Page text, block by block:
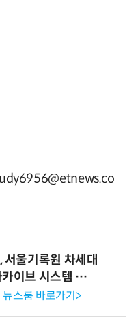
서울기록원 차세대
이브 시스템 구축
스룸 바로가기>